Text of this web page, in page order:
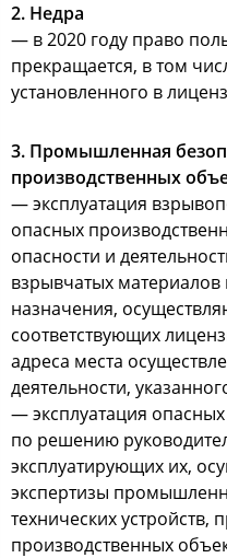
2. Недра
— в 2020 году право
прекращается, в том
установленного в
3. Промышленная
производственных
— эксплуатация
опасных
опасности и
взрывчатых
назначения,
соответствующих
адреса места
деятельности,
— эксплуатация
по решению
эксплуатирующих их,
экспертизы
технических
производственных